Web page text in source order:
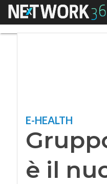
Menu
E-HEALTH
è il